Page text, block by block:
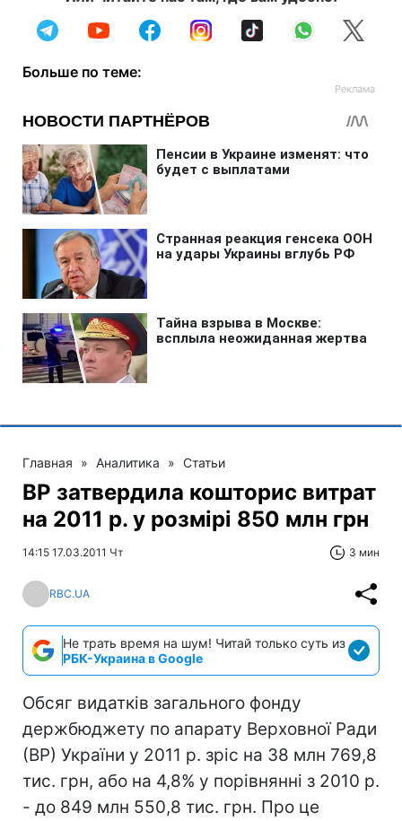
Больше по теме:
Главная » Аналитика » Статьи
ВР затвердила кошторис витрат
на 2011 р. у розмірі 850 млн грн
14:15 17.03.2011 Чт 3 мин
RBC.UA
Не трать время на шум! Читай только суть из
РБК-Украина в Google
Обсяг видатків загального фонду
держбюджету по апарату Верховної Ради
(ВР) України у 2011 р. зріс на 38 млн 769,8
тис. грн, або на 4,8% у порівнянні з 2010 р.
- до 849 млн 550,8 тис. грн. Про це